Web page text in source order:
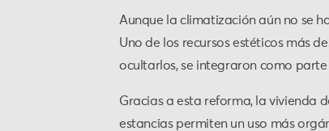
Aunque la climatización aún no se
Uno de los recursos estéticos más
ocultarlos, se integraron como
Gracias a esta reforma, la vivienda
estancias permiten un uso más